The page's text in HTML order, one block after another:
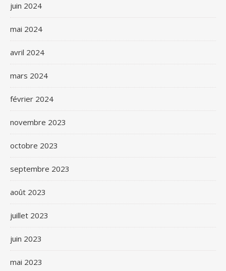
juin 2024
mai 2024
avril 2024
mars 2024
février 2024
novembre 2023
octobre 2023
septembre 2023
août 2023
juillet 2023
juin 2023
mai 2023